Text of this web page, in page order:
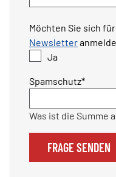
Möchten Sie sich
Newsletter
Ja
Pflichtfeld
Spamschutz*
Was ist die Summe
FRAGE SENDEN